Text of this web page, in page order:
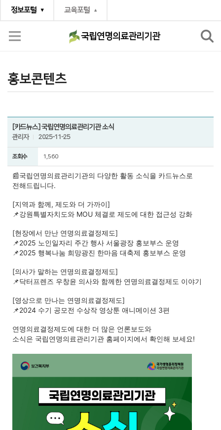
정보포털 교육포털
국립연명의료관리기관
홍보콘텐츠
홍보콘텐츠
[카드뉴스] 국립연명의료관리기관 소식
관리자 2025-11-25
조회수 1,560
📰국립연명의료관리기관의 다양한 활동 소식을 카드뉴스로
전해드립니다.
[지역과 함께, 제도와 더 가까이]
📌강원특별자치도와 MOU 체결로 제도에 대한 접근성 강화
[현장에서 만난 연명의료결정제도]
📌2025 노인일자리 주간 행사 서울광장 홍보부스 운영
📌2025 행복나눔 희망광진 한마음 대축제 홍보부스 운영
[의사가 말하는 연명의료결정제도]
📌닥터프렌즈 우창윤 의사와 함께한 연명의료결정제도 이야기
[영상으로 만나는 연명의료결정제도]
📌2024 수기 공모전 수상작 영상툰 애니메이션 3편
연명의료결정제도에 대한 더 많은 언론보도와
소식은 국립연명의료관리기관 홈페이지에서 확인해 보세요!